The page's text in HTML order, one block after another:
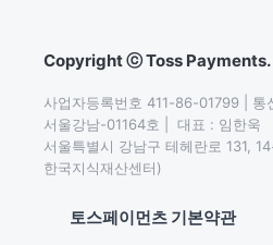
Copyright ⓒ Toss Payments.
사업자등록번호 411-86-01799 |
서울강남-01164호 |  대표 : 임한욱
서울특별시 강남구 테헤란로 131,
한국지식재산센터)
토스페이먼츠 기본약관